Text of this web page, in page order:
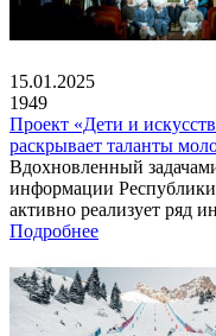
15.01.2025
1949
Проект «Дети и
раскрывает таланты
Вдохновленный
информации Республики
активно реализует ряд
Подробнее